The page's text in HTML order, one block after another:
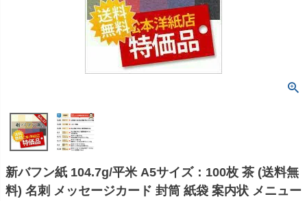
新バフン紙 104.7g/平米 A5サイズ：100枚 茶 (送料無
料) 名刺 メッセージカード 封筒 紙袋 案内状 メニュー